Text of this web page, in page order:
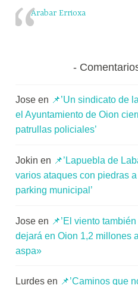
Arabar Errioxa
Jose en 📌’Un sindicato de
el Ayuntamiento de Oion
patrullas policiales’
Jokin en 📌’Lapuebla de
varios ataques con piedras
parking municipal’
Jose en 📌’El viento
dejará en Oion 1,2 millones
aspa»
Lurdes en 📌’Caminos que